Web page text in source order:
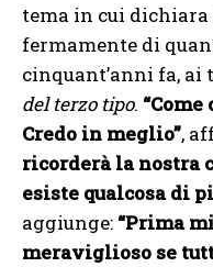
tema in cui
fermamente di
cinquant’anni fa, ai
del terzo tipo.
Credo in meglio”,
ricorderà la nostra
esiste qualcosa di
aggiunge: “Prima
meraviglioso se